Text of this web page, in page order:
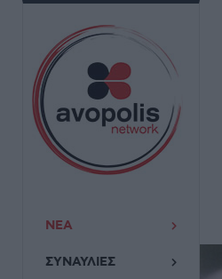
ΝΕΑ
ΣΥΝΑΥΛΙΕΣ